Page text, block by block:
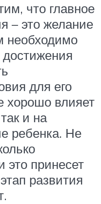
что главное
– это желание
необходимо
для его
хорошо влияет
и на
ребенка. Не
это принесет
развития